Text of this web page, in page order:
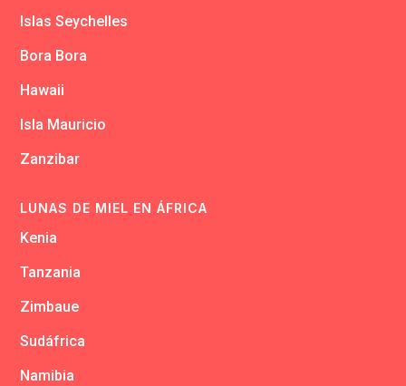
Islas Seychelles
Bora Bora
Hawaii
Isla Mauricio
Zanzibar
LUNAS DE MIEL EN ÁFRICA
Kenia
Tanzania
Zimbaue
Sudáfrica
Namibia